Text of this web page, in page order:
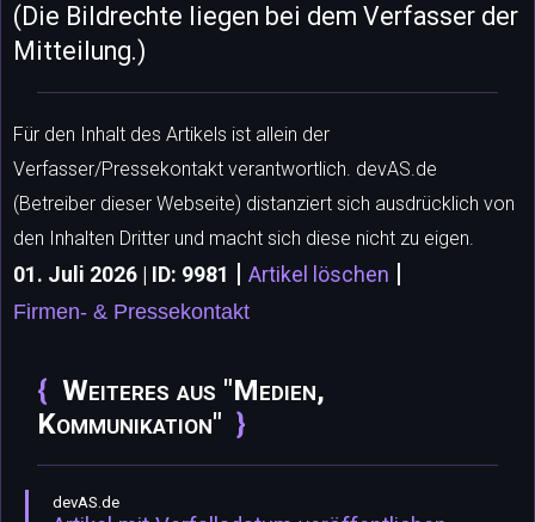
(Die Bildrechte liegen bei dem Verfasser der
Mitteilung.)
Für den Inhalt des Artikels ist allein der
Verfasser/Pressekontakt verantwortlich. devAS.de
(Betreiber dieser Webseite) distanziert sich ausdrücklich von
den Inhalten Dritter und macht sich diese nicht zu eigen.
01. Juli 2026 | ID: 9981 | Artikel löschen |
Firmen- & Pressekontakt
Weiteres aus "Medien,
Kommunikation"
devAS.de